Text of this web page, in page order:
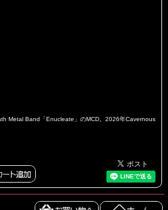
Metal Band「Enucleate」のMCD。2026年Cavernous